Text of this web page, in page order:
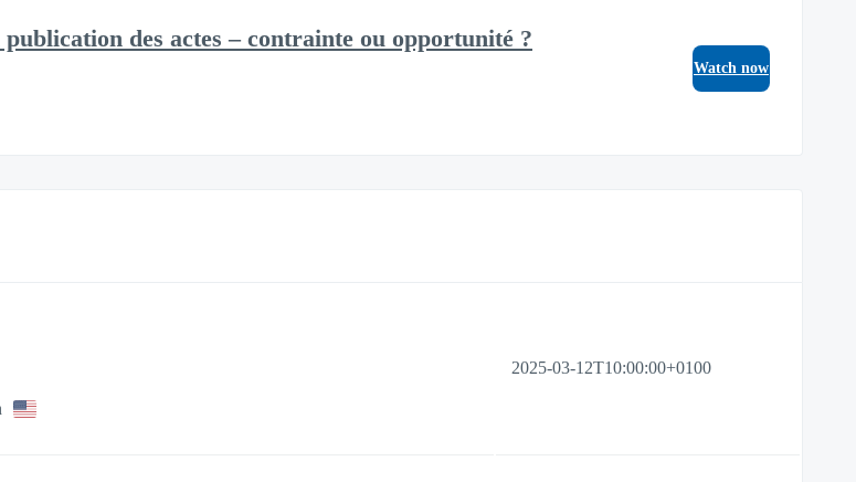
des actes – contrainte ou opportunité ?
Watch now
2025-03-12T10:00:00+0100